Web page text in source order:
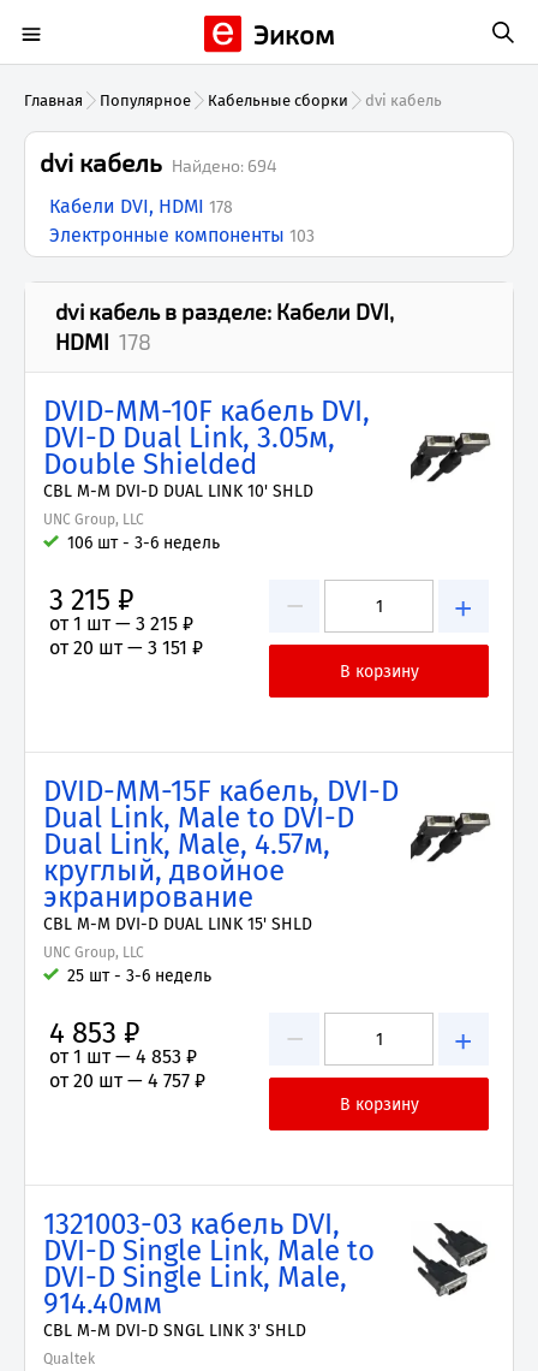
Эиком
Главная Популярное Кабельные сборки dvi кабель
dvi кабель Найдено: 694
Кабели DVI, HDMI 178
Электронные компоненты 103
dvi кабельв разделе: Кабели DVI,
HDMI 178
DVID-MM-10F кабель DVI,
DVI-D Dual Link, 3.05м,
Double Shielded
CBL M-M DVI-D DUAL LINK 10' SHLD
UNC Group, LLC
106 шт - 3-6 недель
− +
3 215 ₽
от 1 шт — 3 215 ₽
от 20 шт — 3 151 ₽
DVID-MM-15F кабель, DVI-D
Dual Link, Male to DVI-D
Dual Link, Male, 4.57м,
круглый, двойное
экранирование
CBL M-M DVI-D DUAL LINK 15' SHLD
UNC Group, LLC
25 шт - 3-6 недель
− +
4 853 ₽
от 1 шт — 4 853 ₽
от 20 шт — 4 757 ₽
1321003-03 кабель DVI,
DVI-D Single Link, Male to
DVI-D Single Link, Male,
914.40мм
CBL M-M DVI-D SNGL LINK 3' SHLD
Qualtek